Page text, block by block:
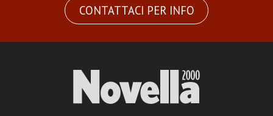
CONTATTACI PER INFO